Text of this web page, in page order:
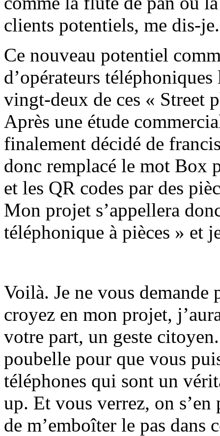
clients potentiels, me dis-je.
Ce nouveau potentiel
d’opérateurs
vingt-deux de ces « Street
Après une étude
finalement décidé de
donc remplacé le mot Box
et les QR codes par des
Mon projet s’appellera
téléphonique à pièces » et
Voilà. Je ne vous demande
croyez en mon projet,
votre part, un geste
poubelle pour que vous
téléphones qui sont un
up. Et vous verrez, on s’en
de m’emboîter le pas dans